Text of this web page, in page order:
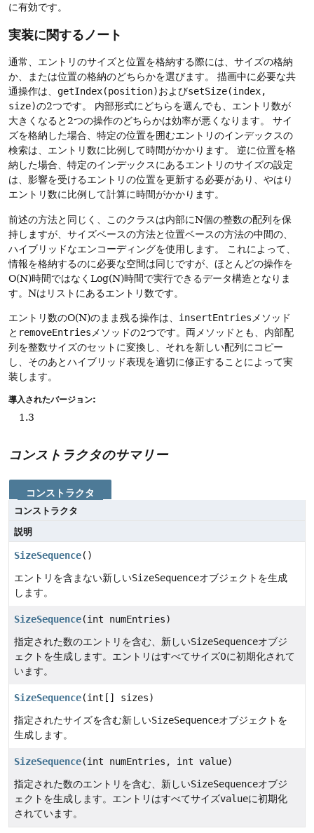
に有効です。
実装に関するノート
通常、エントリのサイズと位置を格納する際には、サイズの格納
か、または位置の格納のどちらかを選びます。
描画中に必要な共
通操作は、 getIndex(position)およびsetSize(index,
size)の2つです。
内部形式にどちらを選んでも、エントリ数が
大きくなると2つの操作のどちらかは効率が悪くなります。
サイ
ズを格納した場合、特定の位置を囲むエントリのインデックスの
検索は、エントリ数に比例して時間がかかります。
逆に位置を格
納した場合、特定のインデックスにあるエントリのサイズの設定
は、影響を受けるエントリの位置を更新する必要があり、やはり
エントリ数に比例して計算に時間がかかります。
前述の方法と同じく、このクラスは内部にN個の整数の配列を保
持しますが、サイズベースの方法と位置ベースの方法の中間の、
ハイブリッドなエンコーディングを使用します。
これによって、
情報を格納するのに必要な空間は同じですが、ほとんどの操作を
O(N)時間ではなくLog(N)時間で実行できるデータ構造となりま
す。Nはリストにあるエントリ数です。
エントリ数のO(N)のまま残る操作は、 insertEntries メソッド
と removeEntries メソッドの2つです。両メソッドとも、内部配
列を整数サイズのセットに変換し、それを新しい配列にコピー
し、そのあとハイブリッド表現を適切に修正することによって実
装します。
導入されたバージョン:
1.3
コンストラクタのサマリー
コンストラクタ
コンストラクタ
説明
SizeSequence()
エントリを含まない新しいSizeSequenceオブジェクトを生成
します。
SizeSequence(int numEntries)
指定された数のエントリを含む、新しいSizeSequenceオブジ
ェクトを生成します。エントリはすべてサイズ0に初期化されて
います。
SizeSequence(int[] sizes)
指定されたサイズを含む新しいSizeSequenceオブジェクトを
生成します。
SizeSequence(int numEntries, int value)
指定された数のエントリを含む、新しいSizeSequenceオブジ
ェクトを生成します。エントリはすべてサイズvalueに初期化
されています。